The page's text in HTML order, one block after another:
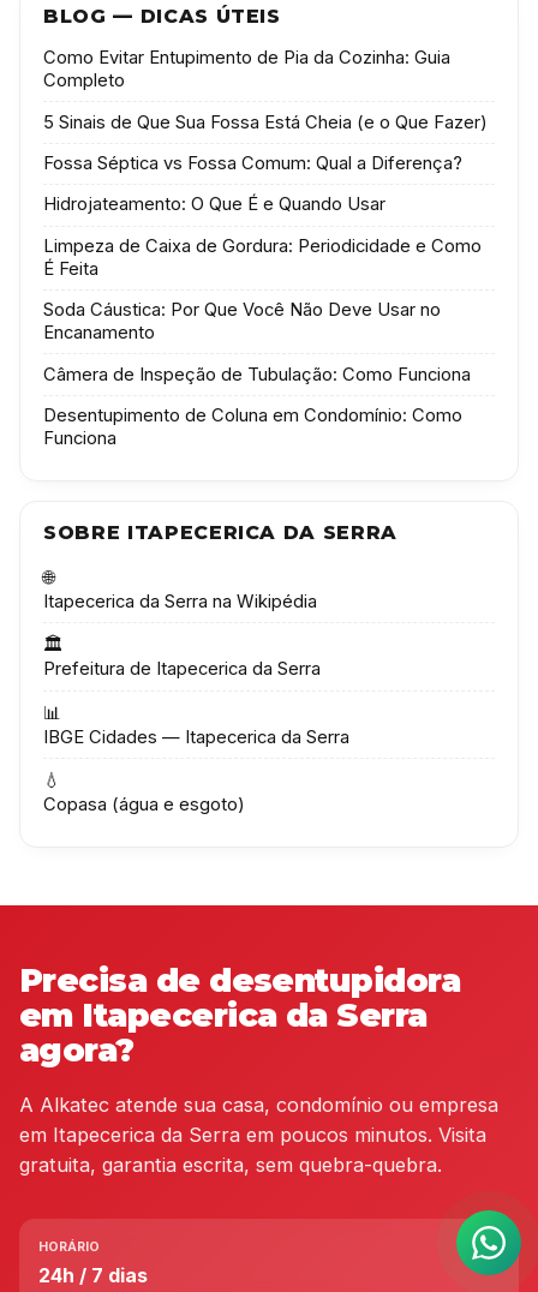
BLOG — DICAS ÚTEIS
Como Evitar Entupimento de Pia da Cozinha: Guia
Completo
5 Sinais de Que Sua Fossa Está Cheia (e o Que Fazer)
Fossa Séptica vs Fossa Comum: Qual a Diferença?
Hidrojateamento: O Que É e Quando Usar
Limpeza de Caixa de Gordura: Periodicidade e Como
É Feita
Soda Cáustica: Por Que Você Não Deve Usar no
Encanamento
Câmera de Inspeção de Tubulação: Como Funciona
Desentupimento de Coluna em Condomínio: Como
Funciona
SOBRE ITAPECERICA DA SERRA
🌐
Itapecerica da Serra na Wikipédia
🏛️
Prefeitura de Itapecerica da Serra
📊
IBGE Cidades — Itapecerica da Serra
💧
Copasa (água e esgoto)
Precisa de desentupidora
em Itapecerica da Serra
agora?
A Alkatec atende sua casa, condomínio ou empresa
em Itapecerica da Serra em poucos minutos. Visita
gratuita, garantia escrita, sem quebra-quebra.
HORÁRIO
24h / 7 dias